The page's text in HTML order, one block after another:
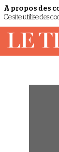
A propos des
Ce site utilise des